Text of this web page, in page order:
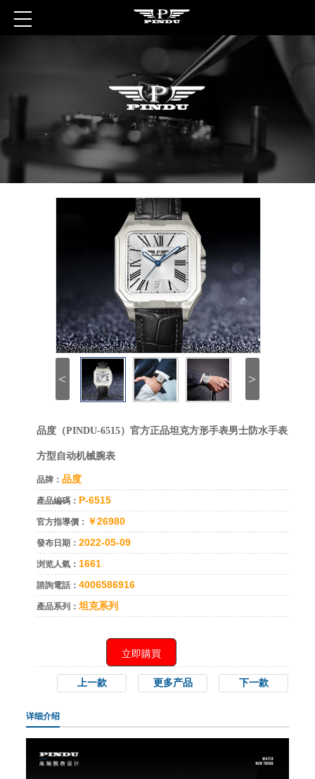
< >
品度（PINDU-6515）官方正品坦克方形手表男士防水手表
方型自动机械腕表
品牌：品度
產品編碼： P-6515
官方指導價： ￥26980
發布日期：2022-05-09
浏览人氣：1661
諮詢電話：4006586916
產品系列：坦克系列
下一款
更多产品
上一款
详细介绍